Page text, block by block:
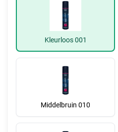
Kleurloos 001
Middelbruin 010